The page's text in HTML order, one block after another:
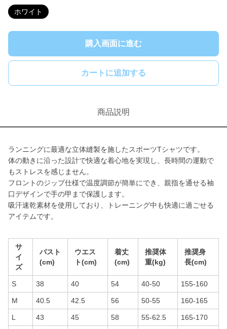
ホワイト
購入画面に進む
カートに追加する
商品説明
ランニングに最適な立体縫製を施したスポーツTシャツです。
体の動きに沿った設計で快適な着心地を実現し、長時間の運動で
もストレスを感じません。
フロントのジップ仕様で温度調節が簡単にでき、親指を通せる袖
口デザインで手の甲まで保護します。
吸汗速乾素材を使用しており、トレーニング中も快適に過ごせる
アイテムです。
サ
イ
ズ
バスト
(cm)
ウエス
ト(cm)
着丈
(cm)
推奨体
重(kg)
推奨身
長(cm)
S 38 40 54 40-50 155-160
M 40.5 42.5 56 50-55 160-165
L 43 45 58 55-62.5 165-170